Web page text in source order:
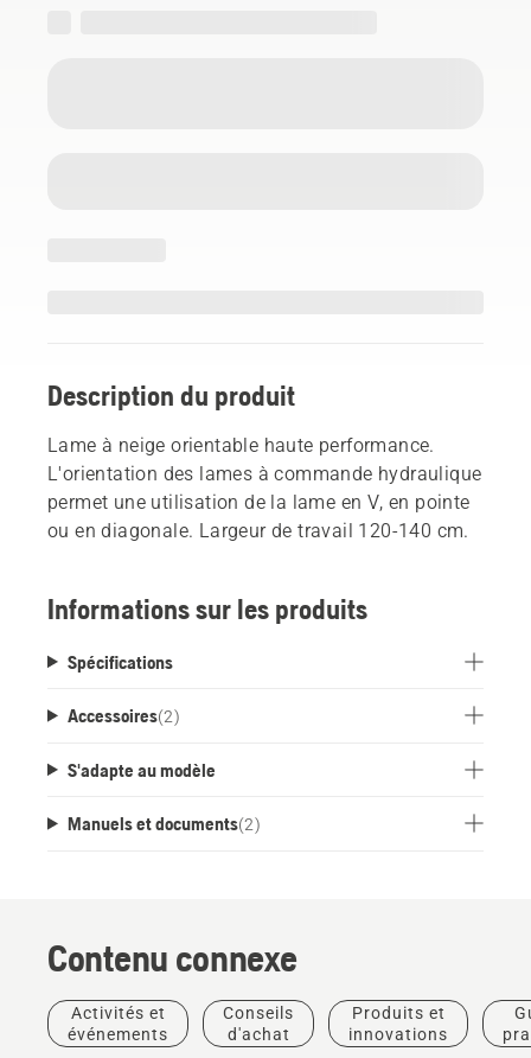
Description du produit
Lame à neige orientable haute performance.
L'orientation des lames à commande hydraulique
permet une utilisation de la lame en V, en pointe
ou en diagonale. Largeur de travail 120-140 cm.
Informations sur les produits
Spécifications
Accessoires(2)
S'adapte au modèle
Manuels et documents(2)
Contenu connexe
Activités et
événements
Conseils
d'achat
Produits et
innovations